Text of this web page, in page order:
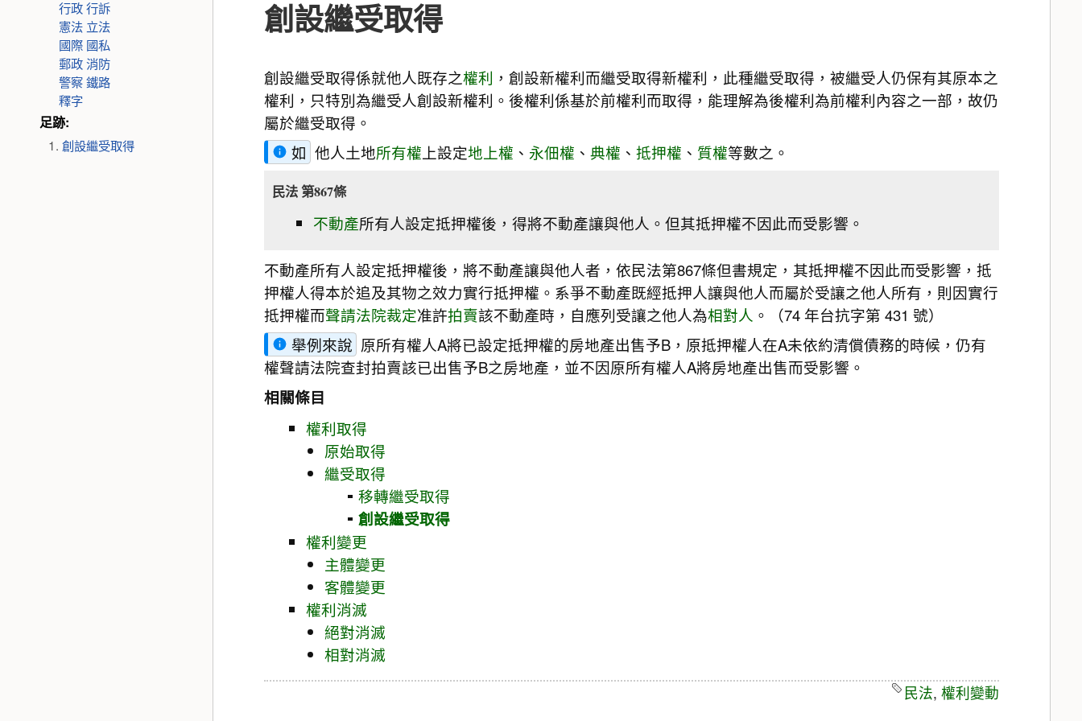
行政行訴
憲法 立法
國際 國私
郵政消防
警察鐵路
釋字
足跡:
創設繼受取得
創設繼受取得
創設繼受取得係就他人既存之權利 ，創設新權利而繼受取得新權利，此種繼受取得，被繼受人仍保有其原本之
權利，只特別為繼受人創設新權利。後權利係基於前權利而取得，能理解為後權利為前權利內容之一部，故仍
屬於繼受取得。
如 他人土地所有權 上設定地上權 、 永佃權 、典權 、抵押權 、 質權等數之。
民法 第867條
不動產所有人設定抵押權後，得將不動產讓與他人。但其抵押權不因此而受影響。
不動產所有人設定抵押權後，將不動產讓與他人者，依民法第867條但書規定，其抵押權不因此而受影響，抵
押權人得本於追及其物之效力實行抵押權。系爭不動產既經抵押人讓與他人而屬於受讓之他人所有，則因實行
抵押權而聲請法院裁定准許拍賣該不動產時，自應列受讓之他人為相對人 。（74 年台抗字第 431 號）
舉例來說 原所有權人A將已設定抵押權的房地產出售予B，原抵押權人在A未依約清償債務的時候，仍有
權聲請法院查封拍賣該已出售予B之房地產，並不因原所有權人A將房地產出售而受影響。
相關條目
權利取得
原始取得
繼受取得
移轉繼受取得
創設繼受取得
權利變更
主體變更
客體變更
權利消滅
絕對消滅
相對消滅
民法, 權利變動